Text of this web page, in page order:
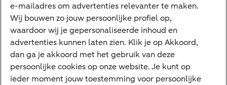
Veilig bankieren
Meest gezocht
Hypotheek berekenen
E.dentifier
Jaaroverzicht
e-mailadres om advertenties relevanter te maken.
Wij bouwen zo jouw persoonlijke profiel op,
waardoor wij je gepersonaliseerde inhoud en
advertenties kunnen laten zien. Klik je op Akkoord,
dan ga je akkoord met het gebruik van deze
persoonlijke cookies op onze website. Je kunt op
ieder moment jouw toestemming voor persoonlijke